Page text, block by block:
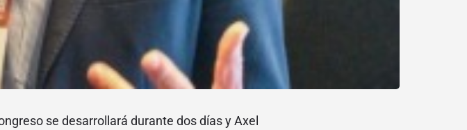
se desarrollará durante dos días y Axel